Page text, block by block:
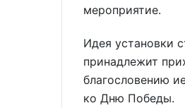
мероприятие.
Идея установки
принадлежит
благословению
ко Дню Победы.